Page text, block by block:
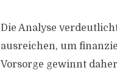
Die Analyse
ausreichen, um
Vorsorge gewinnt